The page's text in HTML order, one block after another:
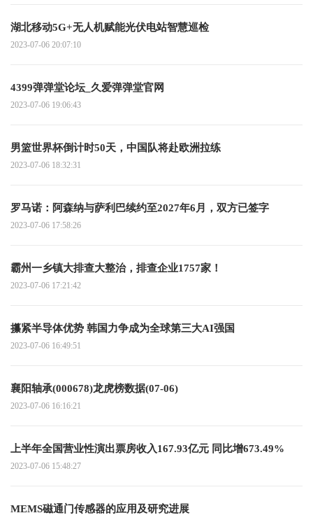
湖北移动5G+无人机赋能光伏电站智慧巡检
2023-07-06 20:07:10
4399弹弹堂论坛_久爱弹弹堂官网
2023-07-06 19:06:43
男篮世界杯倒计时50天，中国队将赴欧洲拉练
2023-07-06 18:32:31
罗马诺：阿森纳与萨利巴续约至2027年6月，双方已签字
2023-07-06 17:58:26
霸州一乡镇大排查大整治，排查企业1757家！
2023-07-06 17:21:42
攥紧半导体优势 韩国力争成为全球第三大AI强国
2023-07-06 16:49:51
襄阳轴承(000678)龙虎榜数据(07-06)
2023-07-06 16:16:21
上半年全国营业性演出票房收入167.93亿元 同比增673.49%
2023-07-06 15:48:27
MEMS磁通门传感器的应用及研究进展